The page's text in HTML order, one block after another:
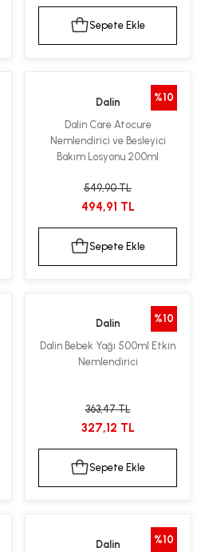
Sepete Ekle
%10
Dalin
Dalin Care Atocure
Nemlendirici ve Besleyici
Bakım Losyonu 200ml
549,90 TL
494,91 TL
Sepete Ekle
%10
Dalin
Dalin Bebek Yağı 500ml Etkin
Nemlendirici
363,47 TL
327,12 TL
Sepete Ekle
%10
Dalin